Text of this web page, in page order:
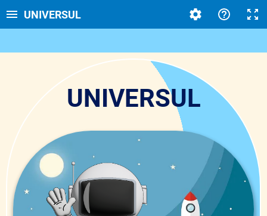
UNIVERSUL
UNIVERSUL